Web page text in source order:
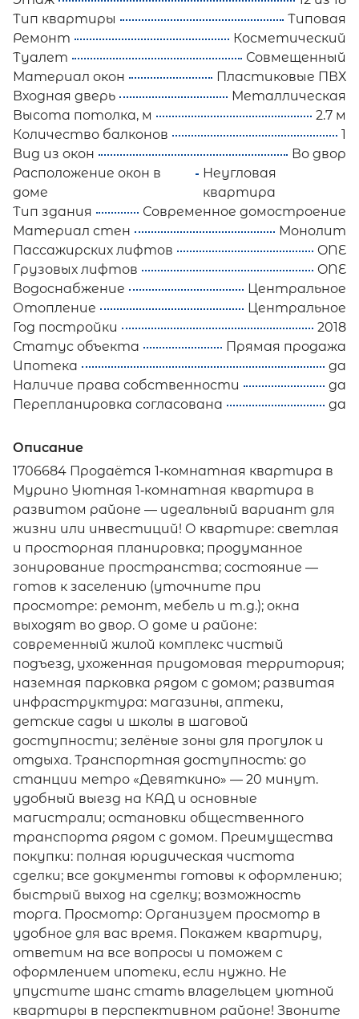
Тип квартиры
Типовая
Ремонт
Косметический
Туалет
Совмещенный
Материал окон
Пластиковые ПВХ
Входная дверь
Металлическая
Высота потолка, м
2.7 м
Количество балконов
1
Вид из окон
Во двор
Расположение окон в
доме
Неугловая
квартира
Тип здания
Современное домостроение
Материал стен
Монолит
Пассажирских лифтов
ONE
Грузовых лифтов
ONE
Водоснабжение
Центральное
Отопление
Центральное
Год постройки
2018
Статус объекта
Прямая продажа
Ипотека
да
Наличие права собственности
да
Перепланировка согласована
да
Описание
1706684 Продаётся 1‑комнатная квартира в
Мурино Уютная 1‑комнатная квартира в
развитом районе — идеальный вариант для
жизни или инвестиций! О квартире: светлая
и просторная планировка; продуманное
зонирование пространства; состояние —
готов к заселению (уточните при
просмотре: ремонт, мебель и т. д.); окна
выходят во двор. О доме и районе:
современный жилой комплекс чистый
подъезд, ухоженная придомовая территория;
наземная парковка рядом с домом; развитая
инфраструктура: магазины, аптеки,
детские сады и школы в шаговой
доступности; зелёные зоны для прогулок и
отдыха. Транспортная доступность: до
станции метро «Девяткино» — 20 минут.
удобный выезд на КАД и основные
магистрали; остановки общественного
транспорта рядом с домом. Преимущества
покупки: полная юридическая чистота
сделки; все документы готовы к оформлению;
быстрый выход на сделку; возможность
торга. Просмотр: Организуем просмотр в
удобное для вас время. Покажем квартиру,
ответим на все вопросы и поможем с
оформлением ипотеки, если нужно. Не
упустите шанс стать владельцем уютной
квартиры в перспективном районе! Звоните